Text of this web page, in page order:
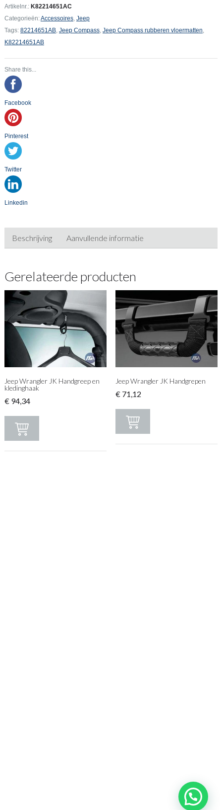
vloermatten
aantal
Artikelnr.: K82214651AC
Categorieën:Accessoires, Jeep
Tags: 82214651AB, Jeep Compass, Jeep Compass rubberen vloermatten,
K82214651AB
Share this...
Facebook
Pinterest
Twitter
Linkedin
Beschrijving Aanvullende informatie
Gerelateerde producten
Jeep Wrangler JK Handgreep en
kledinghaak
€ 94,34
Jeep Wrangler JK Handgrepen
€ 71,12